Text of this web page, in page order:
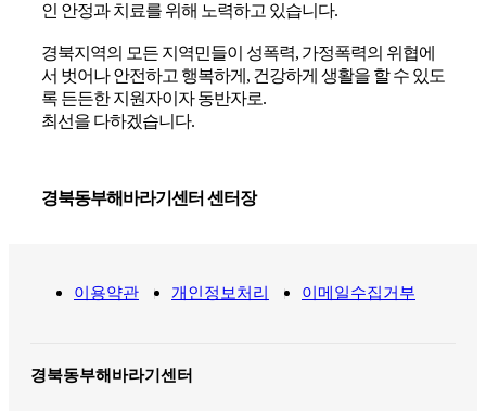
인 안정과 치료를 위해 노력하고 있습니다.
경북지역의 모든 지역민들이 성폭력, 가정폭력의 위협에
서 벗어나 안전하고 행복하게, 건강하게 생활을 할 수 있도
록 든든한 지원자이자 동반자로.
최선을 다하겠습니다.
경북동부해바라기센터 센터장
이용약관 개인정보처리 이메일수집거부
경북동부해바라기센터